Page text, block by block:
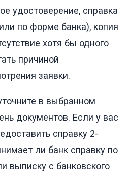
удостоверение, справка
по форме банка), копия
хотя бы одного
причиной
заявки.
в выбранном
документов. Если у вас
справку 2-
ли банк справку по
выписку с банковского